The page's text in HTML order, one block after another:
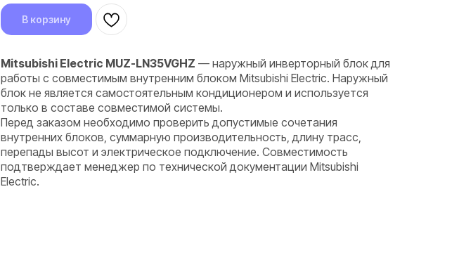
В корзину
Mitsubishi Electric MUZ-LN35VGHZ — наружный инверторный блок для
работы с совместимым внутренним блоком Mitsubishi Electric. Наружный
блок не является самостоятельным кондиционером и используется
только в составе совместимой системы.
Перед заказом необходимо проверить допустимые сочетания
внутренних блоков, суммарную производительность, длину трасс,
перепады высот и электрическое подключение. Совместимость
подтверждает менеджер по технической документации Mitsubishi
Electric.